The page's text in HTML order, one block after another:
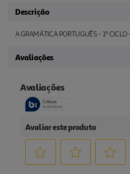
Descrição
A GRAMÁTICA PORTUGUÊS - 1º CICLO
Avaliações